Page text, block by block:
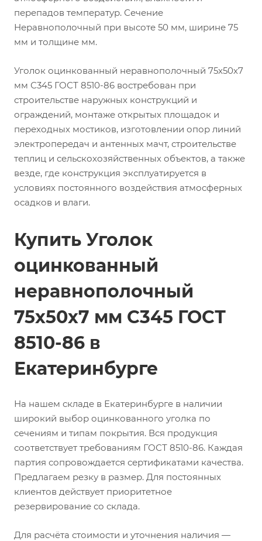
перепадов температур. Сечение
Неравнополочный при высоте 50 мм, ширине 75
мм и толщине мм.
Уголок оцинкованный неравнополочный 75х50х7
мм С345 ГОСТ 8510-86 востребован при
строительстве наружных конструкций и
ограждений, монтаже открытых площадок и
переходных мостиков, изготовлении опор линий
электропередач и антенных мачт, строительстве
теплиц и сельскохозяйственных объектов, а также
везде, где конструкция эксплуатируется в
условиях постоянного воздействия атмосферных
осадков и влаги.
Купить Уголок
оцинкованный
неравнополочный
75х50х7 мм С345 ГОСТ
8510-86 в
Екатеринбурге
На нашем складе в Екатеринбурге в наличии
широкий выбор оцинкованного уголка по
сечениям и типам покрытия. Вся продукция
соответствует требованиям ГОСТ 8510-86. Каждая
партия сопровождается сертификатами качества.
Предлагаем резку в размер. Для постоянных
клиентов действует приоритетное
резервирование со склада.
Для расчёта стоимости и уточнения наличия —